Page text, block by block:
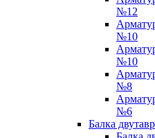
№12
№10
№10
№8
№6
Балка